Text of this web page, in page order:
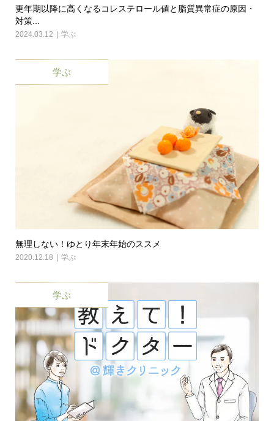
更年期以降に高くなるコレステロール値と脂質異常症の原因・
対策...
2024.03.12 学ぶ
学ぶ
無理しない！ゆとり年末年始のススメ
2020.12.18 学ぶ
学ぶ